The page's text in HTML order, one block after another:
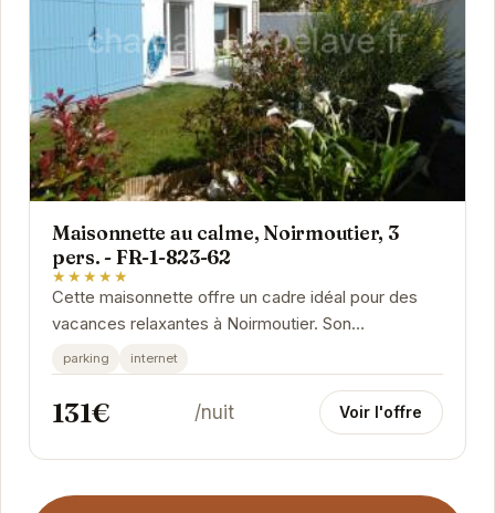
Maisonnette au calme, Noirmoutier, 3
pers. - FR-1-823-62
★★★★★
Cette maisonnette offre un cadre idéal pour des
vacances relaxantes à Noirmoutier. Son
emplacement paisible permet de profiter
pleinement de la...
parking internet
131€ /nuit Voir l'offre